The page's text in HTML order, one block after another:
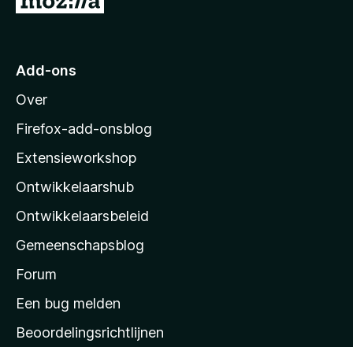
r
o
z
l
l
a
s
s
t
r
Add-ons
Over
Firefox-add-onsblog
Extensieworkshop
Ontwikkelaarshub
Ontwikkelaarsbeleid
Gemeenschapsblog
Forum
Een bug melden
Beoordelingsrichtlijnen